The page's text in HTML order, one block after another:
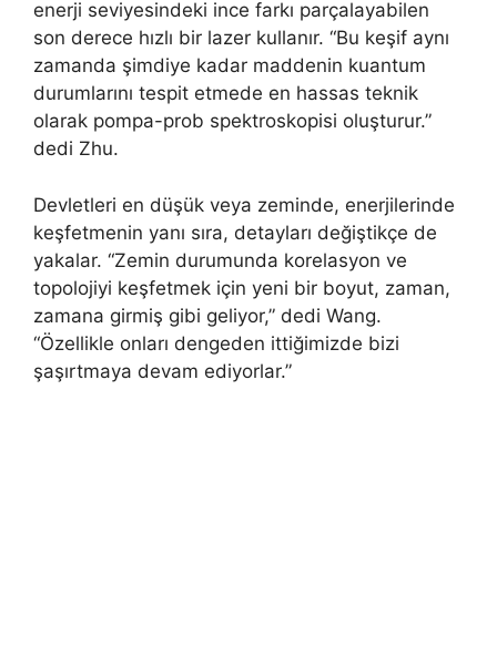
enerji seviyesindeki ince farkı parçalayabilen
son derece hızlı bir lazer kullanır. “Bu keşif aynı
zamanda şimdiye kadar maddenin kuantum
durumlarını tespit etmede en hassas teknik
olarak pompa-prob spektroskopisi oluşturur.”
dedi Zhu.
Devletleri en düşük veya zeminde, enerjilerinde
keşfetmenin yanı sıra, detayları değiştikçe de
yakalar. “Zemin durumunda korelasyon ve
topolojiyi keşfetmek için yeni bir boyut, zaman,
zamana girmiş gibi geliyor,” dedi Wang.
“Özellikle onları dengeden ittiğimizde bizi
şaşırtmaya devam ediyorlar.”